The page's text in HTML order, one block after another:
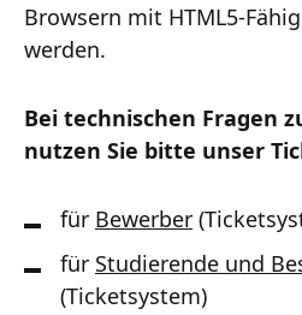
Browsern mit HTML5-
werden.
Bei technischen Fragen
nutzen Sie bitte unser
für Bewerber
für Studierende und
(Ticketsystem)